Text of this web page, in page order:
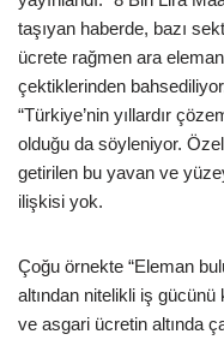
taşıyan haberde, bazı
ücrete rağmen ara
çektiklerinden
“Türkiye’nin yıllardır
olduğu da söyleniyor.
getirilen bu yavan ve
ilişkisi yok.
Çoğu örnekte “Eleman
altından nitelikli iş gücünü
ve asgari ücretin altında